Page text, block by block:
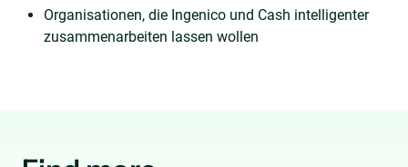
Organisationen, die Ingenico und Cash intelligenter
zusammenarbeiten lassen wollen